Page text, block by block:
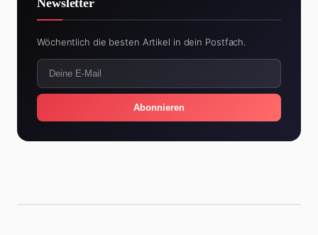
Newsletter
Wöchentlich die besten Artikel in dein Postfach.
Abonnieren